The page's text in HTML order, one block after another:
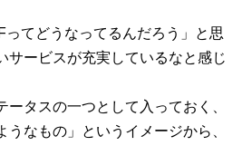
ってどうなってるんだろう」と思
サービスが充実しているなと感じ
タスの一つとして入っておく、
なもの」というイメージから、